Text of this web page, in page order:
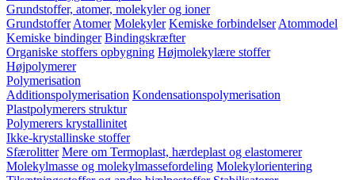
Grundstoffer, atomer, molekyler og ioner
Grundstoffer Atomer Molekyler Kemiske forbindelser Atommodel
Kemiske bindinger Bindingskræfter
Organiske stoffers opbygning Højmolekylære stoffer
Højpolymerer
Polymerisation
Additionspolymerisation Kondensationspolymerisation
Plastpolymerers struktur
Polymerers krystallinitet
Ikke-krystallinske stoffer
Sfærolitter Mere om Termoplast, hærdeplast og elastomerer
Molekylmasse og molekylmassefordeling Molekylorientering